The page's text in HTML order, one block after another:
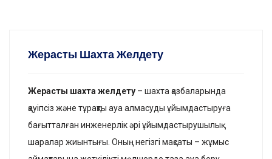
Жерасты Шахта Желдету
Жерасты шахта желдету – шахта қазбаларында
қауіпсіз және тұрақты ауа алмасуды ұйымдастыруға
бағытталған инженерлік әрі ұйымдастырушылық
шаралар жиынтығы. Оның негізгі мақсаты – жұмыс